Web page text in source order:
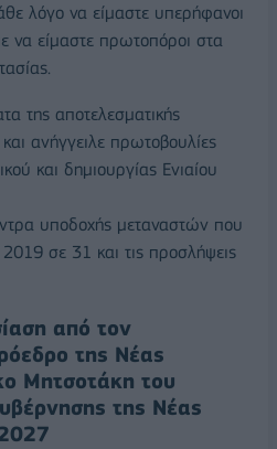
λόγο να είμαστε υπερήφανοι
να είμαστε πρωτοπόροι στα
της αποτελεσματικής
ανήγγειλε πρωτοβουλίες
και δημιουργίας Ενιαίου
υποδοχής μεταναστών που
σε 31 και τις προσλήψεις
από τον
της Νέας
Μητσοτάκη του
της Νέας